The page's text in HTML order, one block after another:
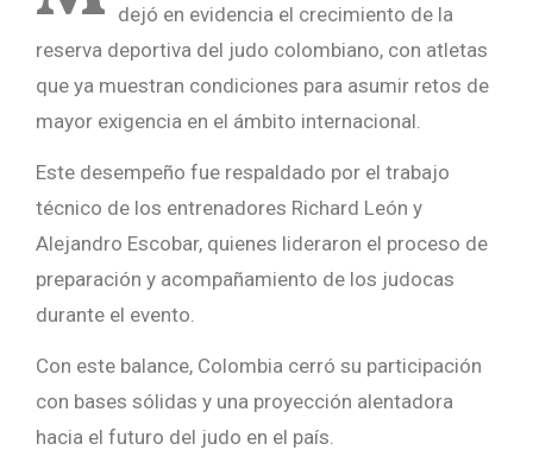
dejó en evidencia el crecimiento de la
reserva deportiva del judo colombiano, con atletas
que ya muestran condiciones para asumir retos de
mayor exigencia en el ámbito internacional.
Este desempeño fue respaldado por el trabajo
técnico de los entrenadores Richard León y
Alejandro Escobar, quienes lideraron el proceso de
preparación y acompañamiento de los judocas
durante el evento.
Con este balance, Colombia cerró su participación
con bases sólidas y una proyección alentadora
hacia el futuro del judo en el país.